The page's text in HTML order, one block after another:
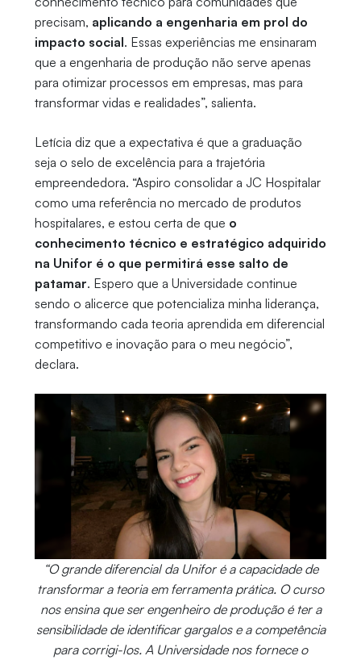
precisam, aplicando a engenharia em prol do
impacto social. Essas experiências me ensinaram
que a engenharia de produção não serve apenas
para otimizar processos em empresas, mas para
transformar vidas e realidades”, salienta.
Letícia diz que a expectativa é que a graduação
seja o selo de excelência para a trajetória
empreendedora. “Aspiro consolidar a JC Hospitalar
como uma referência no mercado de produtos
hospitalares, e estou certa de que o
conhecimento técnico e estratégico adquirido
na Unifor é o que permitirá esse salto de
patamar. Espero que a Universidade continue
sendo o alicerce que potencializa minha liderança,
transformando cada teoria aprendida em diferencial
competitivo e inovação para o meu negócio”,
declara.
“O grande diferencial da Unifor é a capacidade de
transformar a teoria em ferramenta prática. O curso
nos ensina que ser engenheiro de produção é ter a
sensibilidade de identificar gargalos e a competência
para corrigi-los. A Universidade nos fornece o